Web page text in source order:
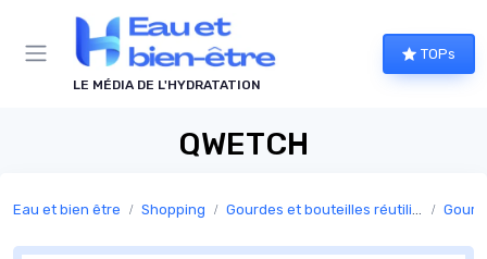
LE MÉDIA DE L'HYDRATATION
TOPs
QWETCH
Eau et bien être Shopping Gourdes et bouteilles réutilisables
Panneau de gestion des cookies